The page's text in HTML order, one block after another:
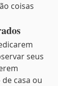
coisas
seus
casa ou